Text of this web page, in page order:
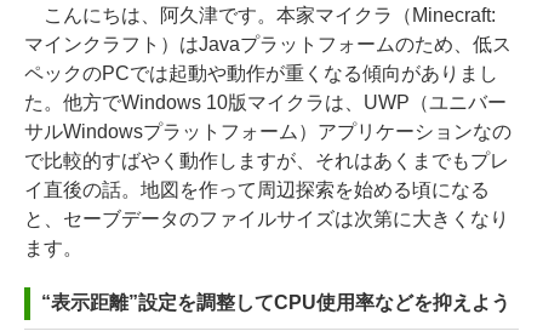
こんにちは、阿久津です。本家マイクラ（Minecraft:
マインクラフト）はJavaプラットフォームのため、低ス
ペックのPCでは起動や動作が重くなる傾向がありまし
た。他方でWindows 10版マイクラは、UWP（ユニバー
サルWindowsプラットフォーム）アプリケーションなの
で比較的すばやく動作しますが、それはあくまでもプレ
イ直後の話。地図を作って周辺探索を始める頃になる
と、セーブデータのファイルサイズは次第に大きくなり
ます。
“表示距離”設定を調整してCPU使用率などを抑えよう